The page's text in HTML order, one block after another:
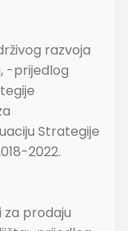
razvoja
-prijedlog
Strategije
2022.
za prodaju